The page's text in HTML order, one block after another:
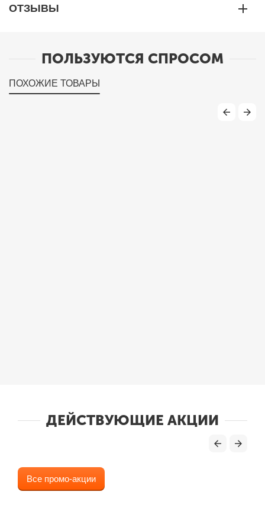
ОТЗЫВЫ
ПОЛЬЗУЮТСЯ СПРОСОМ
ПОХОЖИЕ ТОВАРЫ
ДЕЙСТВУЮЩИЕ АКЦИИ
Все промо-акции